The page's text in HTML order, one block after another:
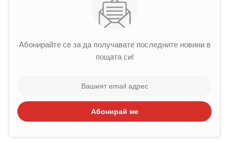
Абонирайте се за да получавате последните новини в
пощата си!
Абонирай ме